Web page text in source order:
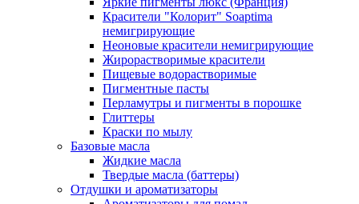
Красители "Колорит" Soaptima
немигрирующие
Неоновые красители немигрирующие
Жирорастворимые красители
Пищевые водорастворимые
Пигментные пасты
Перламутры и пигменты в порошке
Глиттеры
Краски по мылу
Базовые масла
Жидкие масла
Твердые масла (баттеры)
Отдушки и ароматизаторы